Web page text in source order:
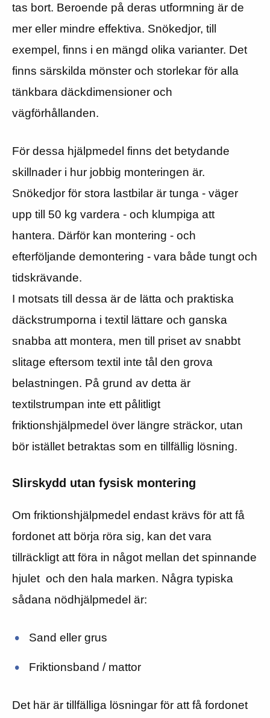
tas bort. Beroende på deras utformning är de
mer eller mindre effektiva. Snökedjor, till
exempel, finns i en mängd olika varianter. Det
finns särskilda mönster och storlekar för alla
tänkbara däckdimensioner och
vägförhållanden.
För dessa hjälpmedel finns det betydande
skillnader i hur jobbig monteringen är.
Snökedjor för stora lastbilar är tunga - väger
upp till 50 kg vardera - och klumpiga att
hantera. Därför kan montering - och
efterföljande demontering - vara både tungt och
tidskrävande.
I motsats till dessa är de lätta och praktiska
däckstrumporna i textil lättare och ganska
snabba att montera, men till priset av snabbt
slitage eftersom textil inte tål den grova
belastningen. På grund av detta är
textilstrumpan inte ett pålitligt
friktionshjälpmedel över längre sträckor, utan
bör istället betraktas som en tillfällig lösning.
Slirskydd utan fysisk montering
Om friktionshjälpmedel endast krävs för att få
fordonet att börja röra sig, kan det vara
tillräckligt att föra in något mellan det spinnande
hjulet och den hala marken. Några typiska
sådana nödhjälpmedel är:
Sand eller grus
Friktionsband / mattor
Det här är tillfälliga lösningar för att få fordonet